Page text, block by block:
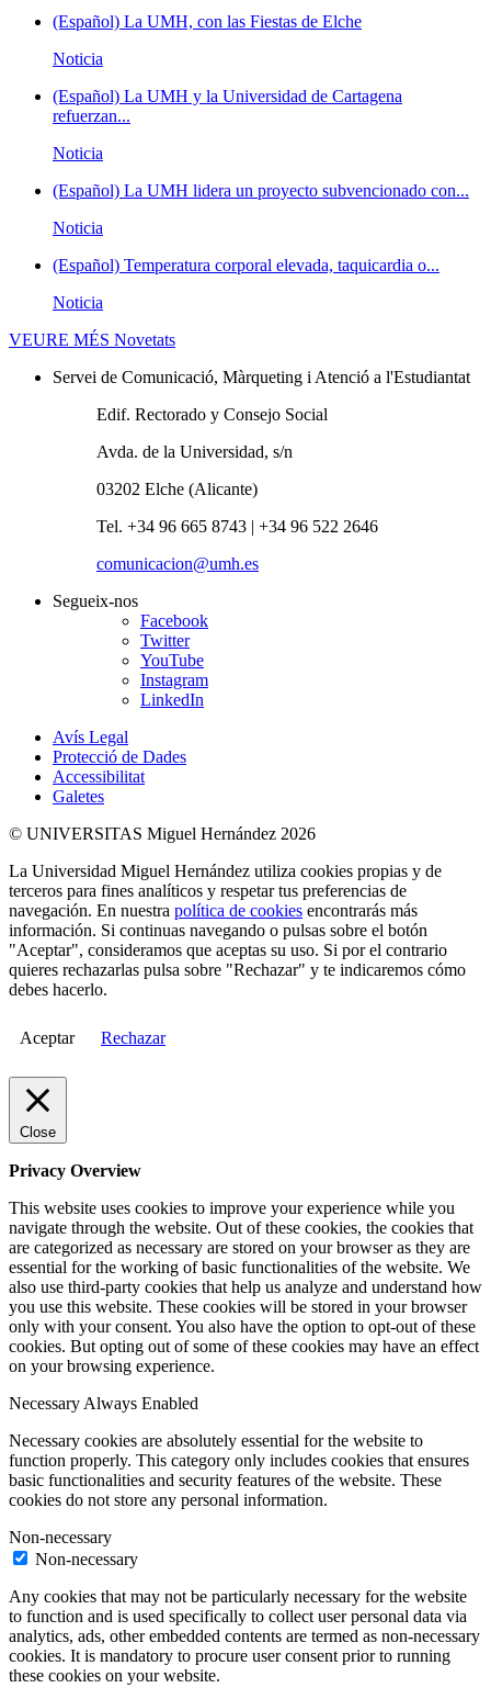
(Español) La UMH, con las Fiestas de Elche
Noticia
(Español) La UMH y la Universidad de Cartagena
refuerzan...
Noticia
(Español) La UMH lidera un proyecto subvencionado con...
Noticia
(Español) Temperatura corporal elevada, taquicardia o...
Noticia
VEURE MÉS Novetats
Servei de Comunicació, Màrqueting i Atenció a l'Estudiantat
Edif. Rectorado y Consejo Social
Avda. de la Universidad, s/n
03202 Elche (Alicante)
Tel. +34 96 665 8743 | +34 96 522 2646
comunicacion@umh.es
Segueix-nos
Facebook
Twitter
YouTube
Instagram
LinkedIn
Avís Legal
Protecció de Dades
Accessibilitat
Galetes
© UNIVERSITAS Miguel Hernández 2026
La Universidad Miguel Hernández utiliza cookies propias y de
terceros para fines analíticos y respetar tus preferencias de
navegación. En nuestra política de cookies encontrarás más
información. Si continuas navegando o pulsas sobre el botón
"Aceptar", consideramos que aceptas su uso. Si por el contrario
quieres rechazarlas pulsa sobre "Rechazar" y te indicaremos cómo
debes hacerlo.
Aceptar Rechazar
Close
Privacy Overview
This website uses cookies to improve your experience while you
navigate through the website. Out of these cookies, the cookies that
are categorized as necessary are stored on your browser as they are
essential for the working of basic functionalities of the website. We
also use third-party cookies that help us analyze and understand how
you use this website. These cookies will be stored in your browser
only with your consent. You also have the option to opt-out of these
cookies. But opting out of some of these cookies may have an effect
on your browsing experience.
Necessary Always Enabled
Necessary cookies are absolutely essential for the website to
function properly. This category only includes cookies that ensures
basic functionalities and security features of the website. These
cookies do not store any personal information.
Non-necessary
Non-necessary
Any cookies that may not be particularly necessary for the website
to function and is used specifically to collect user personal data via
analytics, ads, other embedded contents are termed as non-necessary
cookies. It is mandatory to procure user consent prior to running
these cookies on your website.